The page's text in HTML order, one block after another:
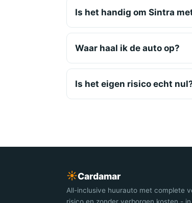
Is het handig om Sintra
Waar haal ik de auto op?
Is het eigen risico echt
☀︎Cardamar
All-inclusive huurauto met complete